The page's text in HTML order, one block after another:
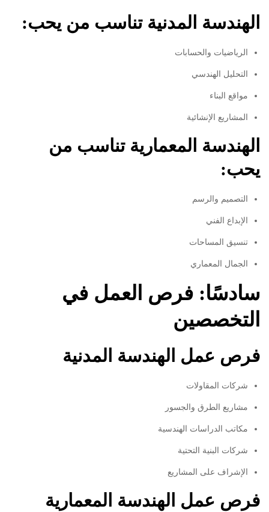
الهندسة المدنية تناسب من يحب:
الرياضيات والحسابات
التحليل الهندسي
مواقع البناء
المشاريع الإنشائية
الهندسة المعمارية تناسب من
يحب:
التصميم والرسم
الإبداع الفني
تنسيق المساحات
الجمال المعماري
سادسًا: فرص العمل في
التخصصين
فرص عمل الهندسة المدنية
شركات المقاولات
مشاريع الطرق والجسور
مكاتب الدراسات الهندسية
شركات البنية التحتية
الإشراف على المشاريع
فرص عمل الهندسة المعمارية